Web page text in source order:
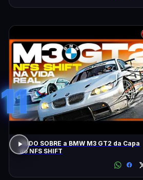
11
TUDO SOBRE a BMW M3 GT2 da Capa
do NFS SHIFT